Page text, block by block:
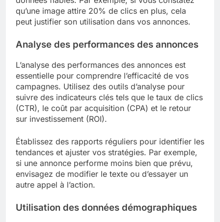
qu’une image attire 20% de clics en plus, cela
peut justifier son utilisation dans vos annonces.
Analyse des performances des annonces
L’analyse des performances des annonces est
essentielle pour comprendre l’efficacité de vos
campagnes. Utilisez des outils d’analyse pour
suivre des indicateurs clés tels que le taux de clics
(CTR), le coût par acquisition (CPA) et le retour
sur investissement (ROI).
Établissez des rapports réguliers pour identifier les
tendances et ajuster vos stratégies. Par exemple,
si une annonce performe moins bien que prévu,
envisagez de modifier le texte ou d’essayer un
autre appel à l’action.
Utilisation des données démographiques